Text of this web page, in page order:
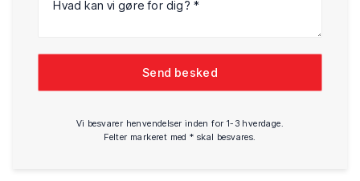
Vi besvarer henvendelser inden for 1-3 hverdage.
Felter markeret med * skal besvares.